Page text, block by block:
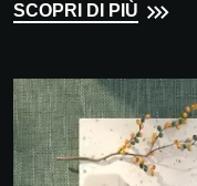
SCOPRI DI PIÙ